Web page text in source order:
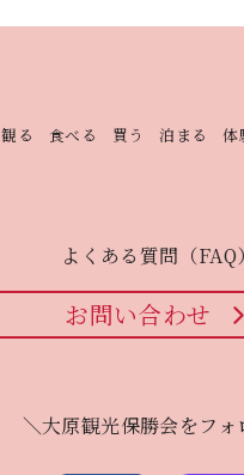
観る 食べる 買う 泊まる 体
よくある質問（FAQ）
お問い合わせ
＼大原観光保勝会をフォ